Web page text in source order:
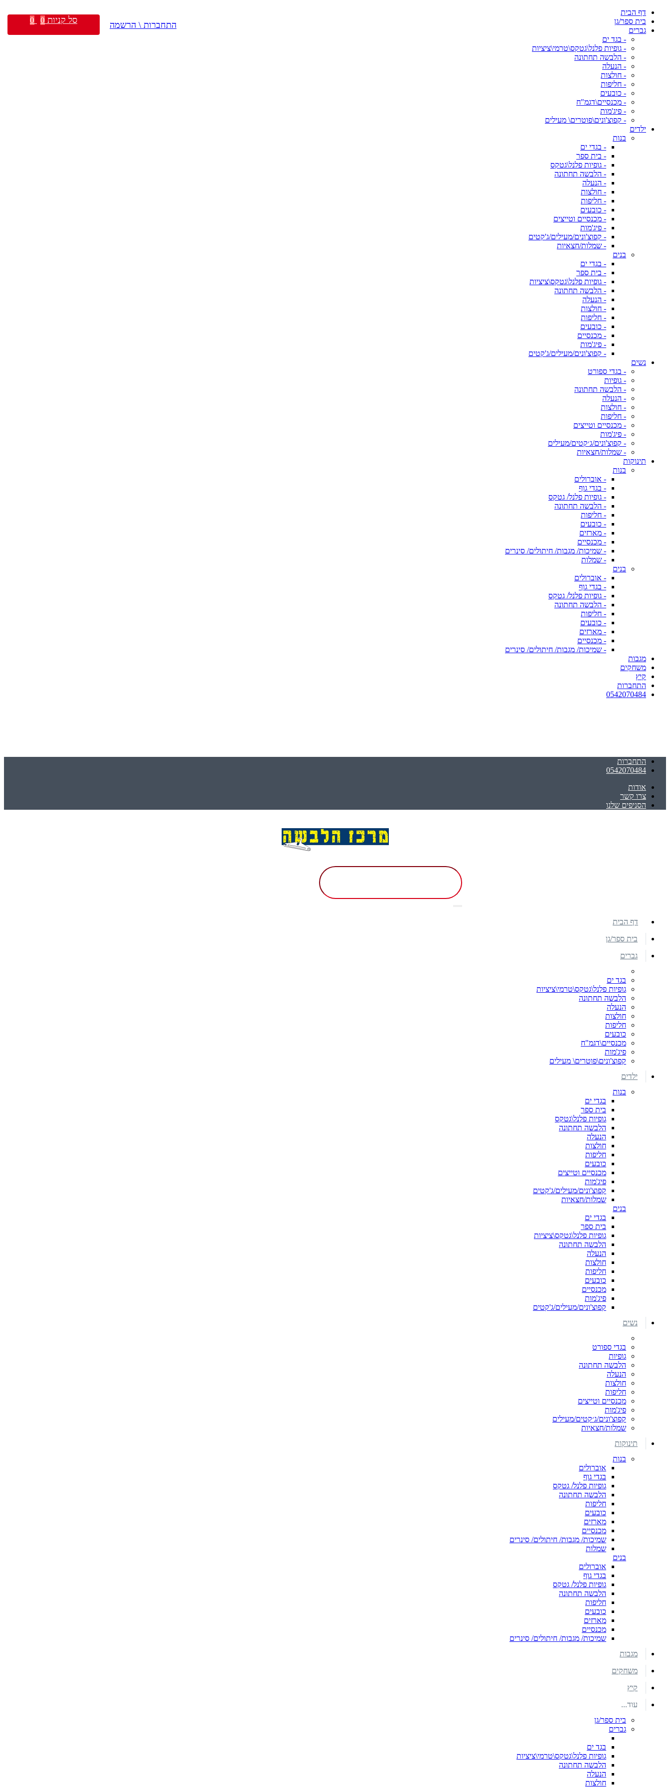
דף הבית
בית ספר/גן
גברים
- בגד ים
- גופיות פלנל\גטקס\טרמי\ציציות
- הלבשה תחתונה
- הנעלה
- חולצות
- חליפות
- כובעים
- מכנסיים\דגמ"ח
- פיג'מות
- קפוצ'ונים\פוטרים\ מעילים
ילדים
בנות
- בגדי ים
- בית ספר
- גופיות פלנל\גטקס
- הלבשה תחתונה
- הנעלה
- חולצות
- חליפות
- כובעים
- מכנסיים וטייצים
- פיג'מות
- קפוצ'ונים/מעילים/ג'קטים
- שמלות/חצאיות
בנים
- בגדי ים
- בית ספר
- גופיות פלנל\גטקס\ציציות
- הלבשה תחתונה
- הנעלה
- חולצות
- חליפות
- כובעים
- מכנסיים
- פיג'מות
- קפוצ'ונים/מעילים/ג'קטים
נשים
- בגדי ספורט
- גופיות
- הלבשה תחתונה
- הנעלה
- חולצות
- חליפות
- מכנסיים וטייצים
- פיג'מות
- קפוצ'ונים/ג׳קטים/מעילים
- שמלות/חצאיות
תינוקות
בנות
- אוברולים
- בגדי גוף
- גופיות פלנל/ גטקס
- הלבשה תחתונה
- חליפות
- כובעים
- מארזים
- מכנסיים
- שמיכות/ מגבות/ חיתולים/ סינרים
- שמלות
בנים
- אוברולים
- בגדי גוף
- גופיות פלנל/ גטקס
- הלבשה תחתונה
- חליפות
- כובעים
- מארזים
- מכנסיים
- שמיכות/ מגבות/ חיתולים/ סינרים
מגבות
משחקים
קיץ
התחברות
0542070484
התחברות
0542070484
אודות
צרו קשר
הסניפים שלנו
התחברות \ הרשמה סל קניות 0
0
דף הבית
בית ספר/גן
גברים
בגד ים
גופיות פלנל\גטקס\טרמי\ציציות
הלבשה תחתונה
הנעלה
חולצות
חליפות
כובעים
מכנסיים\דגמ"ח
פיג'מות
קפוצ'ונים\פוטרים\ מעילים
ילדים
בנות
בגדי ים
בית ספר
גופיות פלנל\גטקס
הלבשה תחתונה
הנעלה
חולצות
חליפות
כובעים
מכנסיים וטייצים
פיג'מות
קפוצ'ונים/מעילים/ג'קטים
שמלות/חצאיות
בנים
בגדי ים
בית ספר
גופיות פלנל\גטקס\ציציות
הלבשה תחתונה
הנעלה
חולצות
חליפות
כובעים
מכנסיים
פיג'מות
קפוצ'ונים/מעילים/ג'קטים
נשים
בגדי ספורט
גופיות
הלבשה תחתונה
הנעלה
חולצות
חליפות
מכנסיים וטייצים
פיג'מות
קפוצ'ונים/ג׳קטים/מעילים
שמלות/חצאיות
תינוקות
בנות
אוברולים
בגדי גוף
גופיות פלנל/ גטקס
הלבשה תחתונה
חליפות
כובעים
מארזים
מכנסיים
שמיכות/ מגבות/ חיתולים/ סינרים
שמלות
בנים
אוברולים
בגדי גוף
גופיות פלנל/ גטקס
הלבשה תחתונה
חליפות
כובעים
מארזים
מכנסיים
שמיכות/ מגבות/ חיתולים/ סינרים
מגבות
משחקים
קיץ
עוד...
בית ספר/גן
גברים
בגד ים
גופיות פלנל\גטקס\טרמי\ציציות
הלבשה תחתונה
הנעלה
חולצות